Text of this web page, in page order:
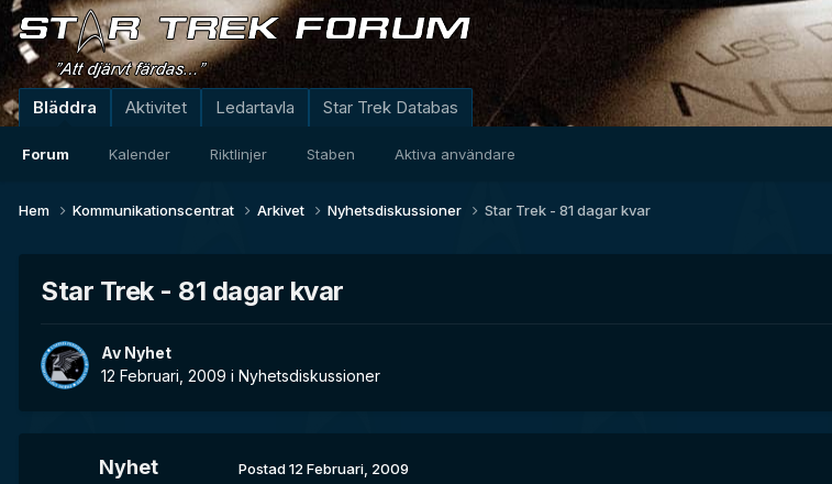
Bläddra
Forum Kalender Riktlinjer Staben Aktiva användare
Aktivitet Ledartavla Star Trek Databas
Hem Kommunikationscentrat Arkivet Nyhetsdiskussioner Star Trek - 81 dagar kvar
Star Trek - 81 dagar kvar
Av Nyhet
12 Februari, 2009 i Nyhetsdiskussioner
Nyhet Postad12 Februari, 2009